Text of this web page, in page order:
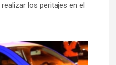
los peritajes en el